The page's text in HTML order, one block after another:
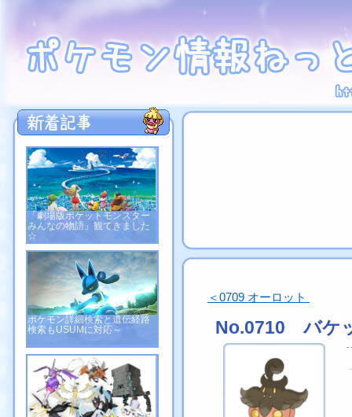
「劇場版ポケットモンスター
みんなの物語」観てきました
☆
ポケモン詳細検索と遺伝経路
検索もUSUMに対応～
＜0709 オーロット
No.0710 バケ